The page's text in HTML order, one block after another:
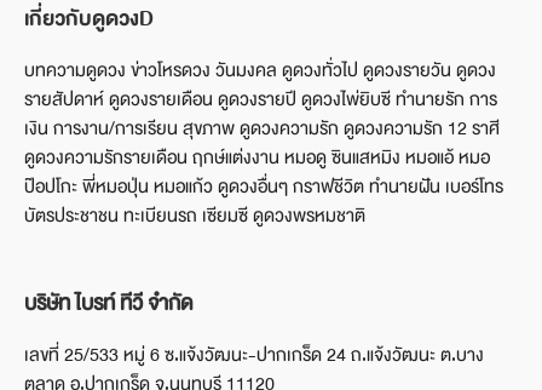
เกี่ยวกับดูดวงD
บทความดูดวง ข่าวโหรดวง วันมงคล ดูดวงทั่วไป ดูดวงรายวัน ดูดวง
รายสัปดาห์ ดูดวงรายเดือน ดูดวงรายปี ดูดวงไพ่ยิบซี ทำนายรัก การ
เงิน การงาน/การเรียน สุขภาพ ดูดวงความรัก ดูดวงความรัก 12 ราศี
ดูดวงความรักรายเดือน ฤกษ์แต่งงาน หมอดู ซินแสหมิง หมอแอ้ หมอ
ป๊อปโกะ พี่หมอปุ่น หมอแก้ว ดูดวงอื่นๆ กราฟชีวิต ทำนายฝัน เบอร์โทร
บัตรประชาชน ทะเบียนรถ เซียมซี ดูดวงพรหมชาติ
บริษัท ไบรท์ ทีวี จำกัด
เลขที่ 25/533 หมู่ 6 ซ.แจ้งวัฒนะ-ปากเกร็ด 24 ถ.แจ้งวัฒนะ ต.บาง